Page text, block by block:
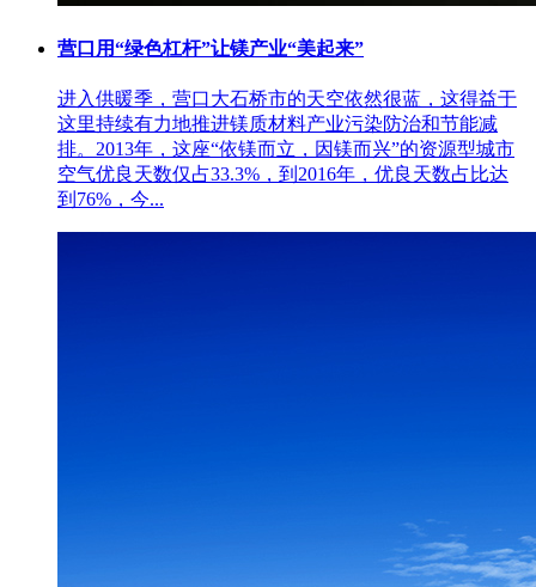
营口用“绿色杠杆”让镁产业“美起来”
进入供暖季，营口大石桥市的天空依然很蓝，这得益于
这里持续有力地推进镁质材料产业污染防治和节能减
排。2013年，这座“依镁而立，因镁而兴”的资源型城市
空气优良天数仅占33.3%，到2016年，优良天数占比达
到76%，今...